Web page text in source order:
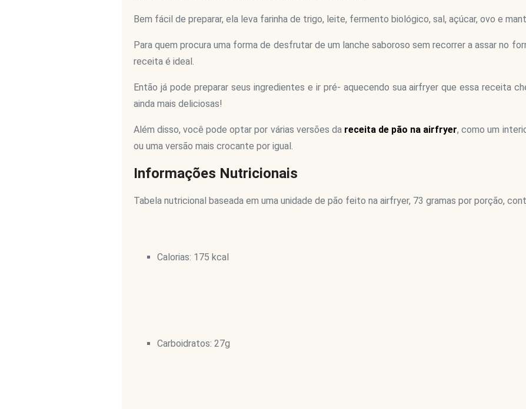
Bem fácil de preparar, ela leva farinha de trigo, leite, fermento biológico, sal, açúcar, ovo e
Para quem procura uma forma de desfrutar de um lanche saboroso sem recorrer a assar no
receita é ideal.
Então já pode preparar seus ingredientes e ir pré- aquecendo sua airfryer que essa receita
ainda mais deliciosas!
Além disso, você pode optar por várias versões da receita de pão na airfryer, como um
ou uma versão mais crocante por igual.
Informações Nutricionais
Tabela nutricional baseada em uma unidade de pão feito na airfryer, 73 gramas por porção,
Calorias: 175 kcal
Carboidratos: 27g